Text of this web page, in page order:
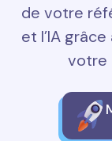
de votre
et l’IA
votre